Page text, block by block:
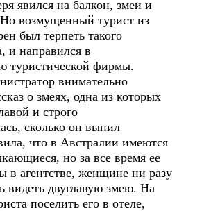
явился на балкон, змеи и
возмущенный турист из
был терпеть такого
и направился в
туристической фирмы.
внимательно
о змеях, одна из которых
и строго
сколько он выпил
что в Австралии имеются
но за все время ее
в агентстве, женщине ни разу
видеть двуглавую змею. На
поселить его в отеле,